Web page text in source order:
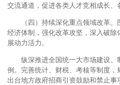
交流通道，促进各类人才竞相成长、
（四）持续深化重点领域改革
经济体制，强化改革攻坚，深入破
展动力活力。
纵深推进全国统一大市场建设。
例。完善统计、财税、考核等制度，
出台地方政府招商引资鼓励和禁止